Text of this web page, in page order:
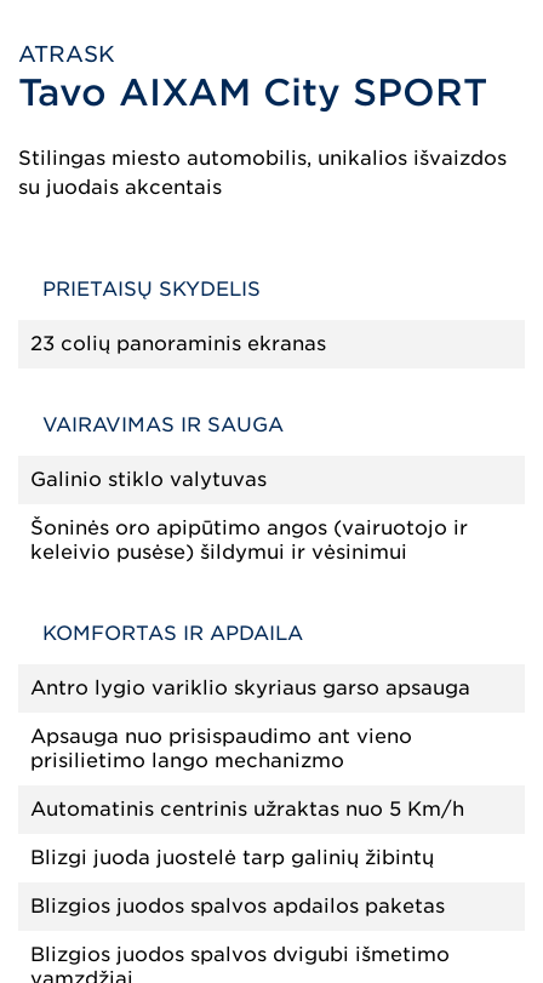
ATRASK
Tavo AIXAM City SPORT
Stilingas miesto automobilis, unikalios išvaizdos
su juodais akcentais
PRIETAISŲ SKYDELIS
23 colių panoraminis ekranas
VAIRAVIMAS IR SAUGA
Galinio stiklo valytuvas
Šoninės oro apipūtimo angos (vairuotojo ir
keleivio pusėse) šildymui ir vėsinimui
KOMFORTAS IR APDAILA
Antro lygio variklio skyriaus garso apsauga
Apsauga nuo prisispaudimo ant vieno
prisilietimo lango mechanizmo
Automatinis centrinis užraktas nuo 5 Km/h
Blizgi juoda juostelė tarp galinių žibintų
Blizgios juodos spalvos apdailos paketas
Blizgios juodos spalvos dvigubi išmetimo